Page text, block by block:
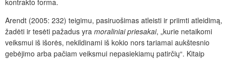
Arendt (2005: 232) teigimu, pasiruošimas atleisti ir priimti atleidimą,
žadėti ir tesėti pažadus yra moraliniai priesakai, „kurie netaikomi
veiksmui iš išorės, nekildinami iš kokio nors tariamai aukštesnio
gebėjimo arba pačiam veiksmui nepasiekiamų patirčių“. Kitaip